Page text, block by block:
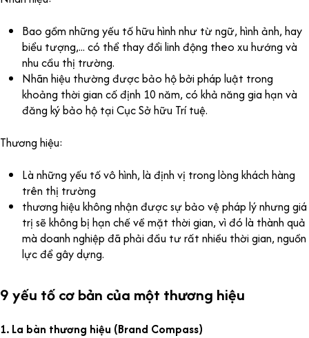
Bao gồm những yếu tố hữu hình như từ ngữ, hình ảnh, hay
biểu tượng,... có thể thay đổi linh động theo xu hướng và
nhu cầu thị trường.
Nhãn hiệu thường được bảo hộ bởi pháp luật trong
khoảng thời gian cố định 10 năm, có khả năng gia hạn và
đăng ký bảo hộ tại Cục Sở hữu Trí tuệ.
Thương hiệu:
Là những yếu tố vô hình, là định vị trong lòng khách hàng
trên thị trường
thương hiệu không nhận được sự bảo vệ pháp lý nhưng giá
trị sẽ không bị hạn chế về mặt thời gian, vì đó là thành quả
mà doanh nghiệp đã phải đầu tư rất nhiều thời gian, nguồn
lực để gây dựng.
9 yếu tố cơ bản của một thương hiệu
1. La bàn thương hiệu (Brand Compass)